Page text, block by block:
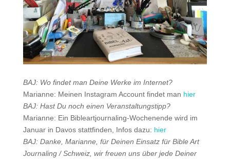
BAJ: Wo findet man Deine Werke im Internet?
Marianne: Meinen Instagram Account findet man hier
BAJ: Hast Du noch einen Veranstaltungstipp?
Marianne: Ein Bibleartjournaling-Wochenende wird im
Januar in Davos stattfinden, Infos dazu: hier
BAJ: Danke, Marianne, für Deinen Einsatz für Bible Art
Journaling / Schweiz, wir freuen uns über jede Deiner